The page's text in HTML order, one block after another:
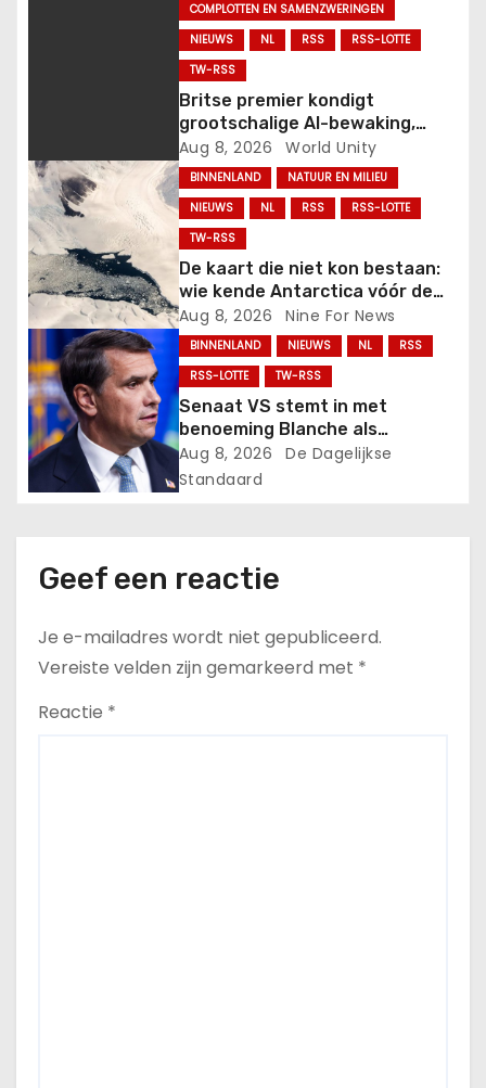
t
i
e
COMPLOTTEN EN SAMENZWERINGEN
NIEUWS
NL RSS
RSS-LOTTE
TW-RSS
Britse premier kondigt
grootschalige AI-bewaking,
‘gedragsbevelen’ en
politietaakgroep aan na golf
van protesten, onrust en rellen.
Aug 8, 2026 World Unity
BINNENLAND
NATUUR EN MILIEU
NIEUWS
NL RSS
RSS-LOTTE
TW-RSS
De kaart die niet kon bestaan:
wie kende Antarctica vóór de
officiële ontdekking?.
Aug 8, 2026 Nine For News
BINNENLAND NIEUWS NL
RSS
RSS-LOTTE
TW-RSS
Senaat VS stemt in met
benoeming Blanche als
justitieminister.
Aug 8, 2026
De Dagelijkse
Standaard
Geef een reactie
Je e-mailadres wordt niet gepubliceerd.
Vereiste velden zijn gemarkeerd met *
Reactie *